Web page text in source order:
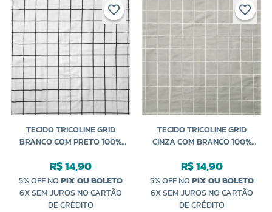
TECIDO TRICOLINE GRID
BRANCO COM PRETO 100%
R$ 14,90
5% OFF NOPIX OU BOLETO
6X SEM JUROS NO CARTÃO
DE CRÉDITO
TECIDO TRICOLINE GRID
CINZA COM BRANCO 100%
R$ 14,90
5% OFF NOPIX OU BOLETO
6X SEM JUROS NO CARTÃO
DE CRÉDITO